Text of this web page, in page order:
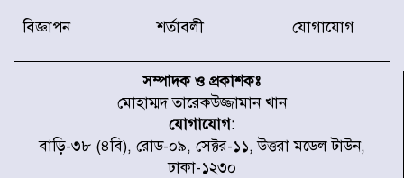
উদ্যোগে উত্তরা ১৩ নং সেক্টর-এ
পরিষ্কার-পরিচ্ছন্নতা অভিযান
ডিএমপির অভিযানে ২৪ ঘণ্টায় গ্রেপ্তার
৫০৪, উদ্ধার মাদক-অস্ত্র
বিজ্ঞাপন শর্তাবলী যোগাযোগ
সম্পাদক ও প্রকাশকঃ
মোহাম্মদ তারেকউজ্জামান খান
যোগাযোগ:
বাড়ি-৩৮ (৪বি), রোড-০৯, সেক্টর-১১, উত্তরা মডেল টাউন,
ঢাকা-১২৩০